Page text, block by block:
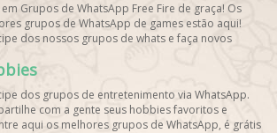
em Grupos de WhatsApp Free Fire de graça! Os
grupos de WhatsApp de games estão aqui!
dos nossos grupos de whats e faça novos
dos grupos de entretenimento via WhatsApp.
com a gente seus hobbies favoritos e
aqui os melhores grupos de WhatsApp, é grátis